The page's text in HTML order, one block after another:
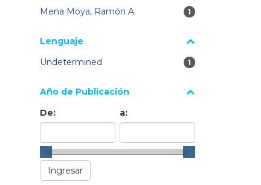
Mena Moya, Ramón A.
1 resultados
1
Lenguaje
Undetermined
1 resultados
1
Año de Publicación
De:
a: